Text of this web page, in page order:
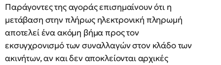
Παράγοντες της αγοράς επισημαίνουν ότι η
μετάβαση στην πλήρως ηλεκτρονική πληρωμή
αποτελεί ένα ακόμη βήμα προς τον
εκσυγχρονισμό των συναλλαγών στον κλάδο των
ακινήτων, αν και δεν αποκλείονται αρχικές